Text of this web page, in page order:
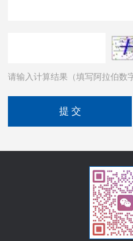
请输入计算结果（填写阿拉伯数